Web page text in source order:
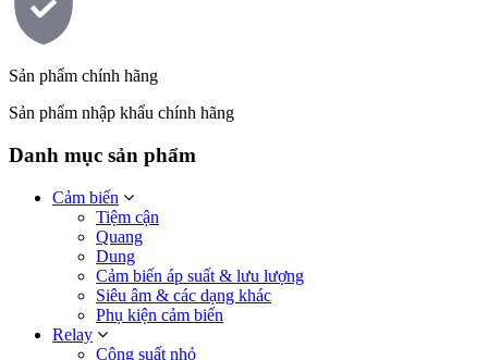
Sản phẩm chính hãng
Sản phẩm nhập khẩu chính hãng
Danh mục sản phẩm
Cảm biến
Tiệm cận
Quang
Dung
Cảm biến áp suất & lưu lượng
Siêu âm & các dạng khác
Phụ kiện cảm biến
Relay
Công suất nhỏ